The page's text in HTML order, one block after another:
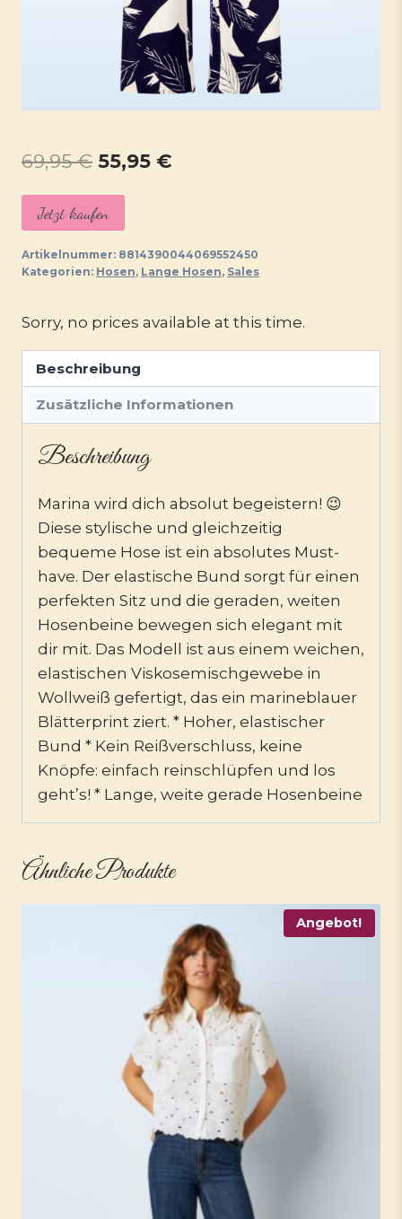
69,95€ Ursprünglicher
Preis
war:
69,95 €
55,95 €
55,95 €.
Jetzt kaufen
Artikelnummer: 8814390044069552450
Kategorien: Hosen, Lange Hosen, Sales
Sorry, no prices available at this time.
Beschreibung
Zusätzliche Informationen
Beschreibung
Marina wird dich absolut begeistern! 😉
Diese stylische und gleichzeitig
bequeme Hose ist ein absolutes Must-
have. Der elastische Bund sorgt für einen
perfekten Sitz und die geraden, weiten
Hosenbeine bewegen sich elegant mit
dir mit. Das Modell ist aus einem weichen,
elastischen Viskosemischgewebe in
Wollweiß gefertigt, das ein marineblauer
Blätterprint ziert. * Hoher, elastischer
Bund * Kein Reißverschluss, keine
Knöpfe: einfach reinschlüpfen und los
geht’s! * Lange, weite gerade Hosenbeine
Ähnliche Produkte
Angebot!